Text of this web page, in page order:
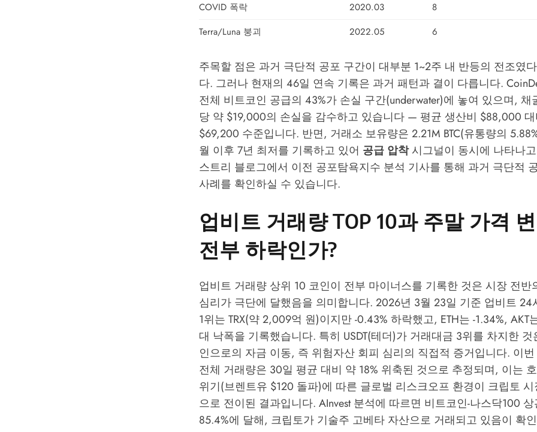
COVID 폭락
2020.03
8
Terra/Luna 붕괴
2022.05 6
주목할 점은 과거 극단적 공포 구간이 대부분 1~2주 내 반등의 전조였
다. 그러나 현재의 46일 연속 기록은 과거 패턴과 결이 다릅니다.
전체 비트코인 공급의 43%가 손실 구간(underwater)에 놓여 있으며, 채
당 약 $19,000의 손실을 감수하고 있습니다 — 평균 생산비 $88,000
$69,200 수준입니다. 반면, 거래소 보유량은 2.21M BTC(유통량의
월 이후 7년 최저를 기록하고 있어 공급 압착시그널이 동시에 나타나
스트리 블로그에서 이전 공포탐욕지수 분석 기사를 통해 과거 극단적
사례를 확인하실 수 있습니다.
업비트 거래량 TOP 10과 주말 가격
전부 하락인가?
업비트 거래량 상위 10 코인이 전부 마이너스를 기록한 것은 시장 전반
심리가 극단에 달했음을 의미합니다. 2026년 3월 23일 기준 업비트 24
1위는 TRX(약 2,009억 원)이지만 -0.43% 하락했고, ETH는 -1.34%, AKT
대 낙폭을 기록했습니다. 특히 USDT(테더)가 거래대금 3위를 차지한
인으로의 자금 이동, 즉 위험자산 회피 심리의 직접적 증거입니다. 이
전체 거래량은 30일 평균 대비 약 18% 위축된 것으로 추정되며, 이는
위기(브렌트유 $120 돌파)에 따른 글로벌 리스크오프 환경이 크립토
으로 전이된 결과입니다. AInvest분석에 따르면 비트코인-나스닥100
85.4%에 달해, 크립토가 기술주 고베타 자산으로 거래되고 있음이 확